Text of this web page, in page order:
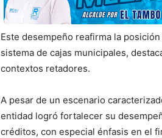
Este desempeño reafirma la
sistema de cajas municipales,
contextos retadores.
A pesar de un escenario
entidad logró fortalecer su
créditos, con especial énfasis en el